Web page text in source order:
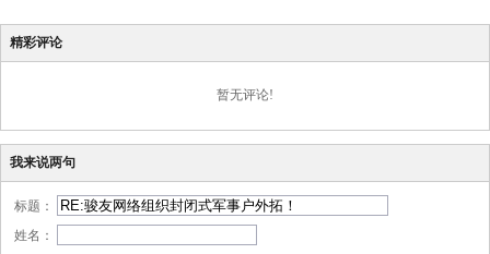
精彩评论
暂无评论!
我来说两句
标题：
姓名：